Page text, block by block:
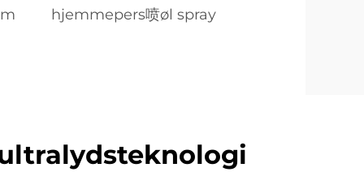
hjemmepers喷øl spray